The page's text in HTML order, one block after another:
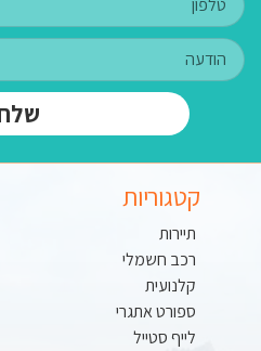
קטגוריות
תיירות
רכב חשמלי
קלנועית
ספורט אתגרי
לייף סטייל